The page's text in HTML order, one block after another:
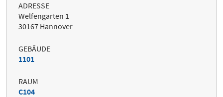
ADRESSE
Welfengarten 1
30167 Hannover
GEBÄUDE
1101
RAUM
C104